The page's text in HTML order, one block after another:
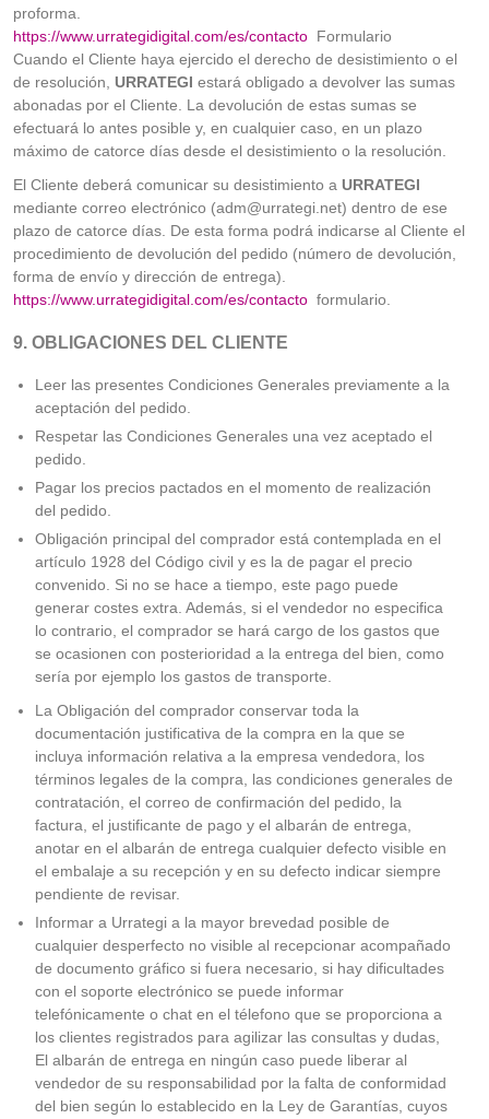
proforma.
https://www.urrategidigital.com/es/contacto Formulario
Cuando el Cliente haya ejercido el derecho de desistimiento o el
de resolución, URRATEGI estará obligado a devolver las sumas
abonadas por el Cliente. La devolución de estas sumas se
efectuará lo antes posible y, en cualquier caso, en un plazo
máximo de catorce días desde el desistimiento o la resolución.
El Cliente deberá comunicar su desistimiento a URRATEGI
mediante correo electrónico (adm@urrategi.net) dentro de ese
plazo de catorce días. De esta forma podrá indicarse al Cliente el
procedimiento de devolución del pedido (número de devolución,
forma de envío y dirección de entrega).
https://www.urrategidigital.com/es/contacto formulario.
9. OBLIGACIONES DEL CLIENTE
Leer las presentes Condiciones Generales previamente a la
aceptación del pedido.
Respetar las Condiciones Generales una vez aceptado el
pedido.
Pagar los precios pactados en el momento de realización
del pedido.
Obligación principal del comprador está contemplada en el
artículo 1928 del Código civil y es la de pagar el precio
convenido. Si no se hace a tiempo, este pago puede
generar costes extra. Además, si el vendedor no especifica
lo contrario, el comprador se hará cargo de los gastos que
se ocasionen con posterioridad a la entrega del bien, como
sería por ejemplo los gastos de transporte.
La Obligación del comprador conservar toda la
documentación justificativa de la compra en la que se
incluya información relativa a la empresa vendedora, los
términos legales de la compra, las condiciones generales de
contratación, el correo de confirmación del pedido, la
factura, el justificante de pago y el albarán de entrega,
anotar en el albarán de entrega cualquier defecto visible en
el embalaje a su recepción y en su defecto indicar siempre
pendiente de revisar.
Informar a Urrategi a la mayor brevedad posible de
cualquier desperfecto no visible al recepcionar acompañado
de documento gráfico si fuera necesario, si hay dificultades
con el soporte electrónico se puede informar
telefónicamente o chat en el télefono que se proporciona a
los clientes registrados para agilizar las consultas y dudas,
El albarán de entrega en ningún caso puede liberar al
vendedor de su responsabilidad por la falta de conformidad
del bien según lo establecido en la Ley de Garantías, cuyos